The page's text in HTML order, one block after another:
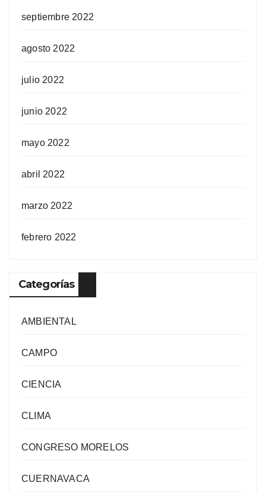
septiembre 2022
agosto 2022
julio 2022
junio 2022
mayo 2022
abril 2022
marzo 2022
febrero 2022
Categorías
AMBIENTAL
CAMPO
CIENCIA
CLIMA
CONGRESO MORELOS
CUERNAVACA